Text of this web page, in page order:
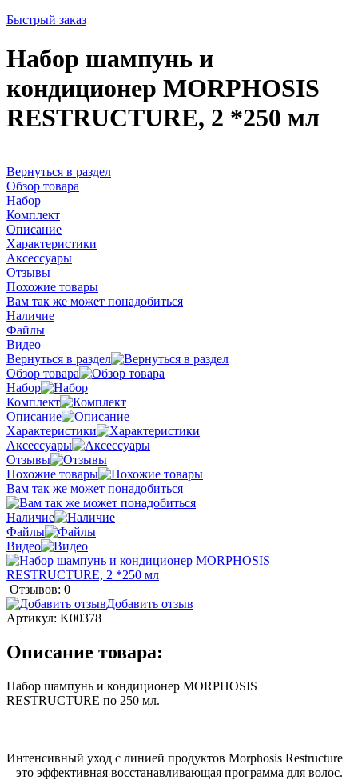
Быстрый заказ
Набор шампунь и
кондиционер MORPHOSIS
RESTRUCTURE, 2 *250 мл
Вернуться в раздел
Обзор товара
Набор
Комплект
Описание
Характеристики
Аксессуары
Отзывы
Похожие товары
Вам так же может понадобиться
Наличие
Файлы
Видео
Вернуться в раздел
Обзор товара
Набор
Комплект
Описание
Характеристики
Аксессуары
Отзывы
Похожие товары
Вам так же может понадобиться
Наличие
Файлы
Видео
Отзывов: 0
Добавить отзыв
Артикул: K00378
Описание товара:
Набор шампунь и кондиционер MORPHOSIS
RESTRUCTURE по 250 мл.
Интенсивный уход с линией продуктов Morphosis Restructure
– это эффективная восстанавливающая программа для волос.